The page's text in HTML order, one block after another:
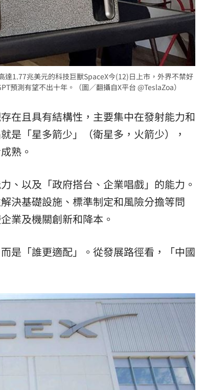
1.77兆美元的科技巨獸SpaceX今(12)日上市，外界不禁好
預測有望不出十年。（圖／翻攝自X平台 @TeslaZoa）
在且具有結構性，主要集中在發射能力和
是「星多箭少」（衛星多，火箭少），
熟。
、以及「政府搭台、企業唱戲」的能力。
決基礎設施、標準制定和風險分擔等問
業及機關創新和降本。
是「誰更適配」。從發展路徑看，「中國